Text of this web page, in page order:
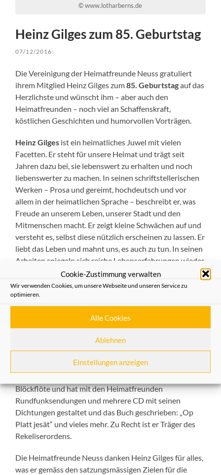
Cookie-Zustimmung verwalten
Wir verwenden Cookies, um unsere Webseite und unseren Service zu
optimieren.
Alle Cookies
Ablehnen
Einstellungen anzeigen
© www.lotharberns.de
Heinz Gilges zum 85. Geburtstag
07/12/2016
Die Vereinigung der Heimatfreunde Neuss gratuliert
ihrem Mitglied Heinz Gilges zum85. Geburtstagauf das
Herzlichste und wünscht ihm – aber auch den
Heimatfreunden – noch viel an Schaffenskraft,
köstlichen Geschichten und humorvollen Vorträgen.
Heinz Gilges ist ein heimatliches Juwel mit vielen
Facetten. Er steht für unsere Heimat und trägt seit
Jahren dazu bei, sie lebenswert zu erhalten und noch
liebenswerter zu machen. In seinen schriftstellerischen
Werken – Prosa und gereimt, hochdeutsch und vor
allem in der heimatlichen Sprache – beschreibt er, was
Freude an unserem Leben, unserer Stadt und den
Mitmenschen macht. Er zeigt kleine Schwächen auf und
versteht es, selbst diese nützlich erscheinen zu lassen. Er
liebt das Leben und mahnt uns, es auch zu tun. In seinen
Arbeiten spiegeln sich reiche Lebenserfahrungen wieder
als bewusster und aufmerksamer Neusser, Schütze,
Architekt, Maler, Künstler, Gestalter, sachkundiger
Bürger im Stadtrat, Unternehmer, Rennfahrer und als
ein Mann mit festen Grundsätzen.
Auf vielen Veranstaltungen der Heimatfreunde hat
Heinz Gilges gesprochen und sein Publikum in den Bann
gezogen: „Abend im Advent“, “Schützenfest für
Anfänger“ und “Nüsser Tön em Romaneum“ seien
Blöckflöte und hat mit den Heimatfreunden
Rundfunksendungen und mehrere CD mit seinen
Dichtungen gestaltet und das Buch geschrieben: „Op
Platt jesät“ und vieles mehr. Zu Recht ist er Träger des
Rekeliserordens.
Die Heimatfreunde Neuss danken Heinz Gilges für alles,
was er gemäss den satzungsmässigen Zielen für die